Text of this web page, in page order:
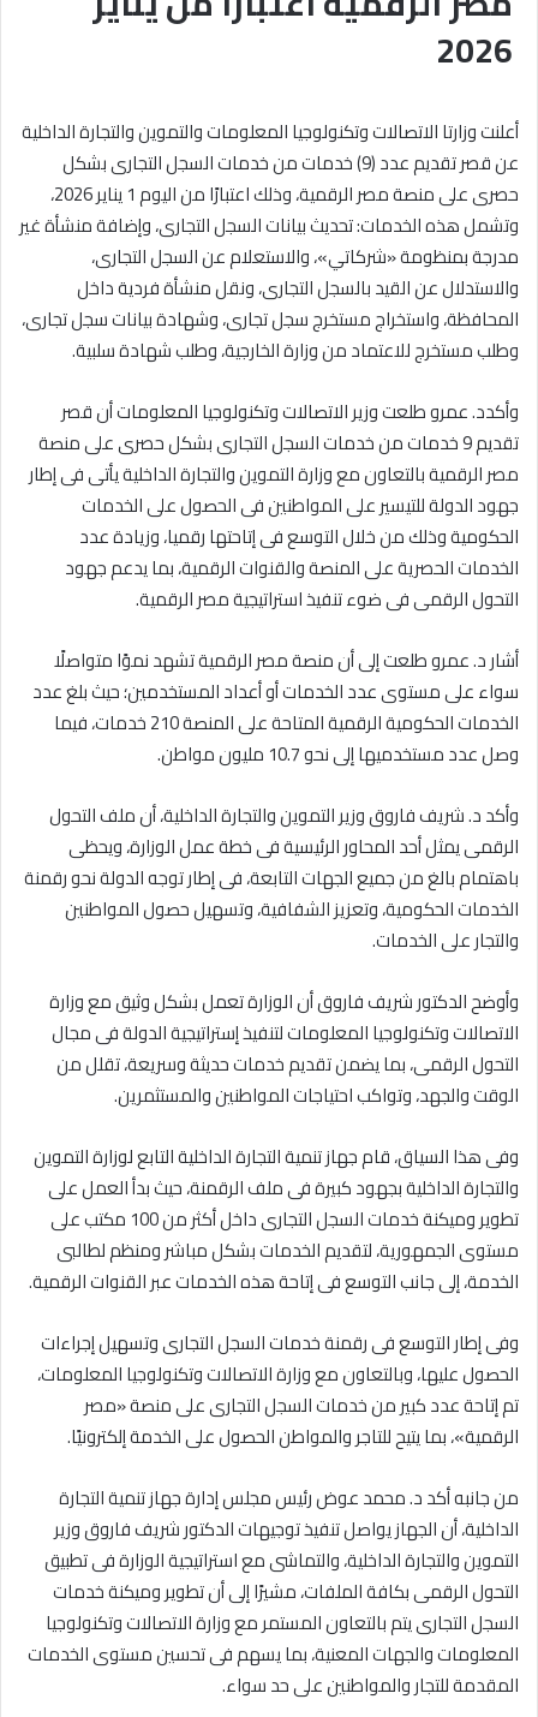
2026
أعلنت وزارتا الاتصالات وتكنولوجيا المعلومات والتموين والتجارة الداخلية
عن قصر تقديم عدد (9) خدمات من خدمات السجل التجارى بشكل
حصرى على منصة مصر الرقمية، وذلك اعتبارًا من اليوم 1 يناير 2026،
وتشمل هذه الخدمات: تحديث بيانات السجل التجارى، وإضافة منشأة غير
مدرجة بمنظومة «شركاتي»، والاستعلام عن السجل التجارى،
والاستدلال عن القيد بالسجل التجارى، ونقل منشأة فردية داخل
المحافظة، واستخراج مستخرج سجل تجارى، وشهادة بيانات سجل تجارى،
وطلب مستخرج للاعتماد من وزارة الخارجية، وطلب شهادة سلبية.
وأكدد. عمرو طلعت وزير الاتصالات وتكنولوجيا المعلومات أن قصر
تقديم 9 خدمات من خدمات السجل التجارى بشكل حصرى على منصة
مصر الرقمية بالتعاون مع وزارة التموين والتجارة الداخلية يأتى فى إطار
جهود الدولة للتيسير على المواطنين فى الحصول على الخدمات
الحكومية وذلك من خلال التوسع فى إتاحتها رقميا، وزيادة عدد
الخدمات الحصرية على المنصة والقنوات الرقمية، بما يدعم جهود
التحول الرقمى فى ضوء تنفيذ استراتيجية مصر الرقمية.
أشار د. عمرو طلعت إلى أن منصة مصر الرقمية تشهد نموًا متواصلًا
سواء على مستوى عدد الخدمات أو أعداد المستخدمين؛ حيث بلغ عدد
الخدمات الحكومية الرقمية المتاحة على المنصة 210 خدمات، فيما
وصل عدد مستخدميها إلى نحو 10.7 مليون مواطن.
وأكد د. شريف فاروق وزير التموين والتجارة الداخلية، أن ملف التحول
الرقمى يمثل أحد المحاور الرئيسية فى خطة عمل الوزارة، ويحظى
باهتمام بالغ من جميع الجهات التابعة، فى إطار توجه الدولة نحو رقمنة
الخدمات الحكومية، وتعزيز الشفافية، وتسهيل حصول المواطنين
والتجار على الخدمات.
وأوضح الدكتور شريف فاروق أن الوزارة تعمل بشكل وثيق مع وزارة
الاتصالات وتكنولوجيا المعلومات لتنفيذ إستراتيجية الدولة فى مجال
التحول الرقمى، بما يضمن تقديم خدمات حديثة وسريعة، تقلل من
الوقت والجهد، وتواكب احتياجات المواطنين والمستثمرين.
وفى هذا السياق، قام جهاز تنمية التجارة الداخلية التابع لوزارة التموين
والتجارة الداخلية بجهود كبيرة فى ملف الرقمنة، حيث بدأ العمل على
تطوير وميكنة خدمات السجل التجارى داخل أكثر من 100 مكتب على
مستوى الجمهورية، لتقديم الخدمات بشكل مباشر ومنظم لطالبى
الخدمة، إلى جانب التوسع فى إتاحة هذه الخدمات عبر القنوات الرقمية.
وفى إطار التوسع فى رقمنة خدمات السجل التجارى وتسهيل إجراءات
الحصول عليها، وبالتعاون مع وزارة الاتصالات وتكنولوجيا المعلومات،
تم إتاحة عدد كبير من خدمات السجل التجارى على منصة «مصر
الرقمية»، بما يتيح للتاجر والمواطن الحصول على الخدمة إلكترونيًا.
من جانبه أكد د. محمد عوض رئيس مجلس إدارة جهاز تنمية التجارة
الداخلية، أن الجهاز يواصل تنفيذ توجيهات الدكتور شريف فاروق وزير
التموين والتجارة الداخلية، والتماشى مع استراتيجية الوزارة فى تطبيق
التحول الرقمى بكافة الملفات، مشيرًا إلى أن تطوير وميكنة خدمات
السجل التجارى يتم بالتعاون المستمر مع وزارة الاتصالات وتكنولوجيا
المعلومات والجهات المعنية، بما يسهم فى تحسين مستوى الخدمات
المقدمة للتجار والمواطنين على حد سواء.